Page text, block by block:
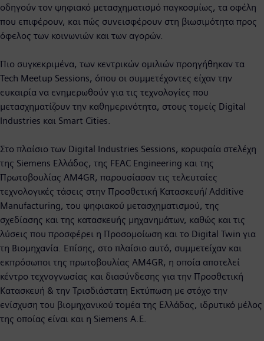
οδηγούν τον ψηφιακό μετασχηματισμό παγκοσμίως, τα οφέλη
που επιφέρουν, και πώς συνεισφέρουν στη βιωσιμότητα προς
όφελος των κοινωνιών και των αγορών.
Πιο συγκεκριμένα, των κεντρικών ομιλιών προηγήθηκαν τα
Tech Meetup Sessions, όπου οι συμμετέχοντες είχαν την
ευκαιρία να ενημερωθούν για τις τεχνολογίες που
μετασχηματίζουν την καθημερινότητα, στους τομείς Digital
Industries και Smart Cities.
Στο πλαίσιο των Digital Industries Sessions, κορυφαία στελέχη
της Siemens Ελλάδος, της FEAC Engineering και της
Πρωτοβουλίας AM4GR, παρουσίασαν τις τελευταίες
τεχνολογικές τάσεις στην Προσθετική Κατασκευή/ Additive
Manufacturing, του ψηφιακού μετασχηματισμού, της
σχεδίασης και της κατασκευής μηχανημάτων, καθώς και τις
λύσεις που προσφέρει η Προσομοίωση και το Digital Twin για
τη Βιομηχανία. Επίσης, στο πλαίσιο αυτό, συμμετείχαν και
εκπρόσωποι της πρωτοβουλίας AM4GR, η οποία αποτελεί
κέντρο τεχνογνωσίας και διασύνδεσης για την Προσθετική
Κατασκευή & την Τρισδιάστατη Εκτύπωση με στόχο την
ενίσχυση του βιομηχανικού τομέα της Ελλάδας, ιδρυτικό μέλος
της οποίας είναι και η Siemens A.E.